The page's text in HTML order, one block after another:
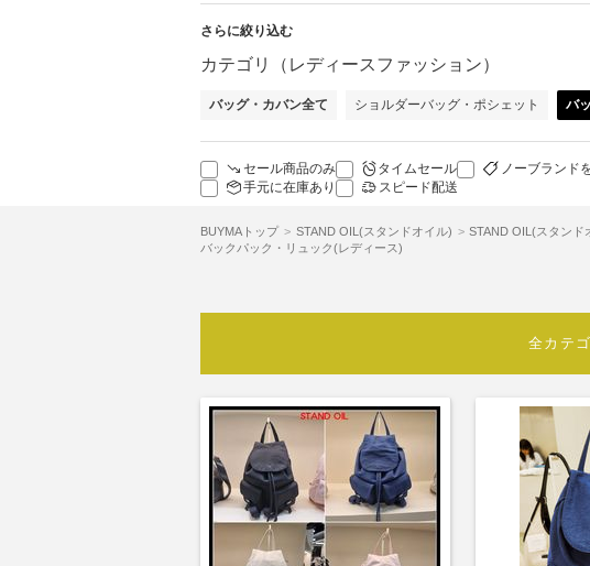
さらに絞り込む
カテゴリ（レディースファッション）
バッグ・カバン全て ショルダーバッグ・ポシェット バ
セール商品のみ タイムセール ノーブランド
手元に在庫あり
スピード配送
BUYMAトップ STAND OIL(スタンドオイル) STAND OIL(スタンド
バックパック・リュック(レディース)
全カテ